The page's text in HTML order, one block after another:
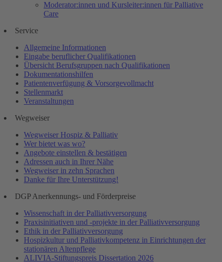
Moderator:innen und Kursleiter:innen für Palliative
Care
Service
Allgemeine Informationen
Eingabe beruflicher Qualifikationen
Übersicht Berufsgruppen nach Qualifikationen
Dokumentationshilfen
Patientenverfügung & Vorsorgevollmacht
Stellenmarkt
Veranstaltungen
Wegweiser
Wegweiser Hospiz & Palliativ
Wer bietet was wo?
Angebote einstellen & bestätigen
Adressen auch in Ihrer Nähe
Wegweiser in zehn Sprachen
Danke für Ihre Unterstützung!
DGP Anerkennungs- und Förderpreise
Wissenschaft in der Palliativversorgung
Praxisinitiativen und -projekte in der Palliativversorgung
Ethik in der Palliativversorgung
Hospizkultur und Palliativkompetenz in Einrichtungen der
stationären Altenpflege
ALIVIA-Stiftungspreis Dissertation 2026